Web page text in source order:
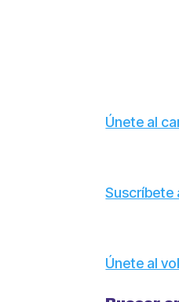
Únete al
Suscríbete
Únete al